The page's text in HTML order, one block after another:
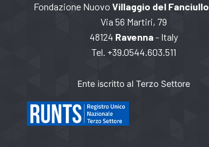
Fondazione Nuovo Villaggio del Fanciullo
Via 56 Martiri, 79
48124 Ravenna- Italy
Tel. +39.0544.603.511
Ente iscritto al Terzo Settore